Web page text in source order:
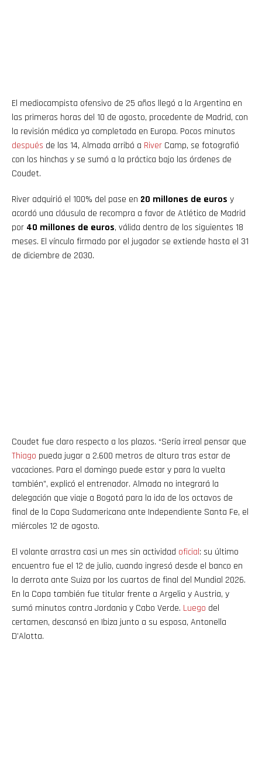
El mediocampista ofensivo de 25 años llegó a la Argentina en
las primeras horas del 10 de agosto, procedente de Madrid, con
la revisión médica ya completada en Europa. Pocos minutos
después de las 14, Almada arribó a River Camp, se fotografió
con los hinchas y se sumó a la práctica bajo las órdenes de
Coudet.
River adquirió el 100% del pase en 20 millones de euros y
acordó una cláusula de recompra a favor de Atlético de Madrid
por 40 millones de euros, válida dentro de los siguientes 18
meses. El vínculo firmado por el jugador se extiende hasta el 31
de diciembre de 2030.
Coudet fue claro respecto a los plazos. “Sería irreal pensar que
Thiago pueda jugar a 2.600 metros de altura tras estar de
vacaciones. Para el domingo puede estar y para la vuelta
también”, explicó el entrenador. Almada no integrará la
delegación que viaje a Bogotá para la ida de los octavos de
final de la Copa Sudamericana ante Independiente Santa Fe, el
miércoles 12 de agosto.
El volante arrastra casi un mes sin actividad oficial: su último
encuentro fue el 12 de julio, cuando ingresó desde el banco en
la derrota ante Suiza por los cuartos de final del Mundial 2026.
En la Copa también fue titular frente a Argelia y Austria, y
sumó minutos contra Jordania y Cabo Verde. Luego del
certamen, descansó en Ibiza junto a su esposa, Antonella
D’Alotta.